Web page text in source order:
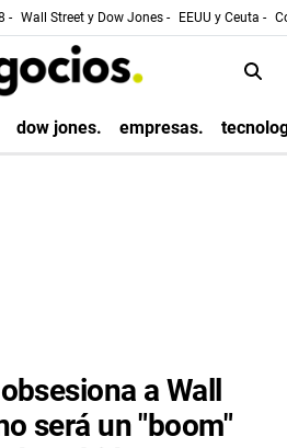
- Wall Street y Dow Jones - EEUU y Ceuta -
dow jones. empresas.
a Wall
será un "boom"